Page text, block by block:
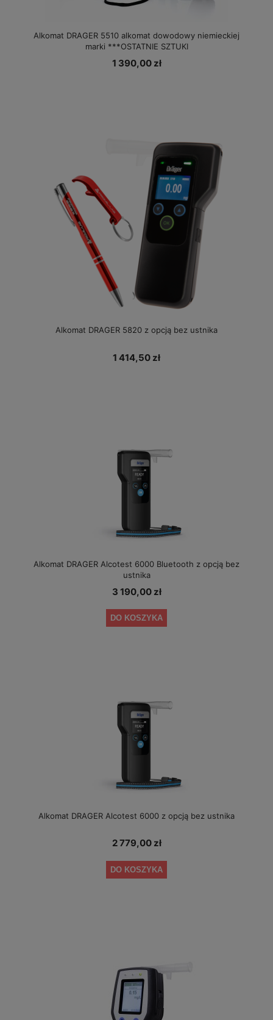
Alkomat DRAGER 5510 alkomat dowodowy niemieckiej
marki ***OSTATNIE SZTUKI
1 390,00 zł
Alkomat DRAGER 5820 z opcją bez ustnika
1 414,50 zł
Alkomat DRAGER Alcotest 6000 Bluetooth z opcją bez
ustnika
3 190,00 zł
DO KOSZYKA
Alkomat DRAGER Alcotest 6000 z opcją bez ustnika
2 779,00 zł
DO KOSZYKA